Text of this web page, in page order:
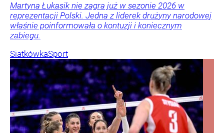
Martyna Łukasik nie zagra już w sezonie 2026 w
reprezentacji Polski. Jedna z liderek drużyny narodowej
właśnie poinformowała o kontuzji i koniecznym
zabiegu.
SiatkówkaSport